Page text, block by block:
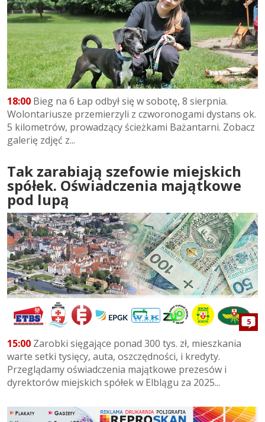
18:00 Bieg na 6 Łap odbył się w sobotę, 8 sierpnia.
Wolontariusze przemierzyli z czworonogami dystans ok.
5 kilometrów, prowadzący ścieżkami Bażantarni. Zobacz
galerię zdjęć z...
Tak zarabiają szefowie miejskich
spółek. Oświadczenia majątkowe
pod lupą
5
15:00 Zarobki sięgające ponad 300 tys. zł, mieszkania
warte setki tysięcy, auta, oszczędności, i kredyty.
Przeglądamy oświadczenia majątkowe prezesów i
dyrektorów miejskich spółek w Elblągu za 2025...